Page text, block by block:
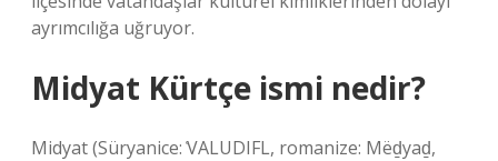
ayrımcılığa uğruyor.
Midyat Kürtçe ismi nedir?
Midyat (Süryanice: ͑VALUDIFL, romanize: Mëḏyaḏ,